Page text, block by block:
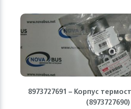
8973727691 – Корпус
(8973727690)